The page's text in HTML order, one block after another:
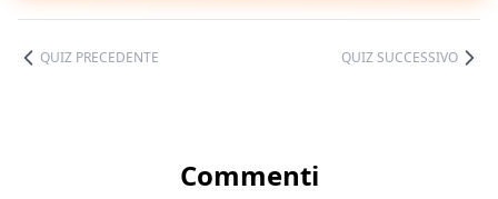
QUIZ PRECEDENTE QUIZ SUCCESSIVO
Commenti